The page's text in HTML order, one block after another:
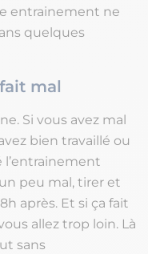
entrainement ne
quelques
mal
Si vous avez mal
bien travaillé ou
l’entrainement
peu mal, tirer et
après. Et si ça fait
allez trop loin. Là
sans